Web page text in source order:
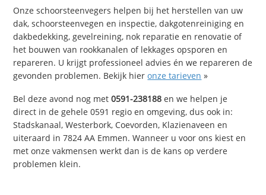
Onze schoorsteenvegers helpen bij het herstellen van uw
dak, schoorsteenvegen en inspectie, dakgotenreiniging en
dakbedekking, gevelreining, nok reparatie en renovatie of
het bouwen van rookkanalen of lekkages opsporen en
repareren. U krijgt professioneel advies én we repareren de
gevonden problemen. Bekijk hieronze tarieven »
Bel deze avond nog met0591-238188 en we helpen je
direct in de gehele 0591 regio en omgeving, dus ook in:
Stadskanaal, Westerbork, Coevorden, Klazienaveen en
uiteraard in 7824 AA Emmen. Wanneer u voor ons kiest en
met onze vakmensen werkt dan is de kans op verdere
problemen klein.